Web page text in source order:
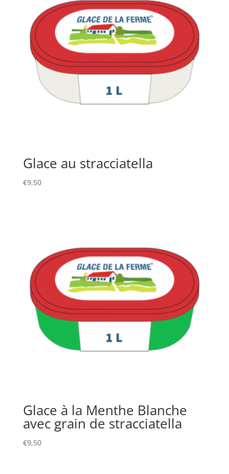
Glace au stracciatella
€9,50
Glace à la Menthe Blanche
avec grain de stracciatella
€9,50